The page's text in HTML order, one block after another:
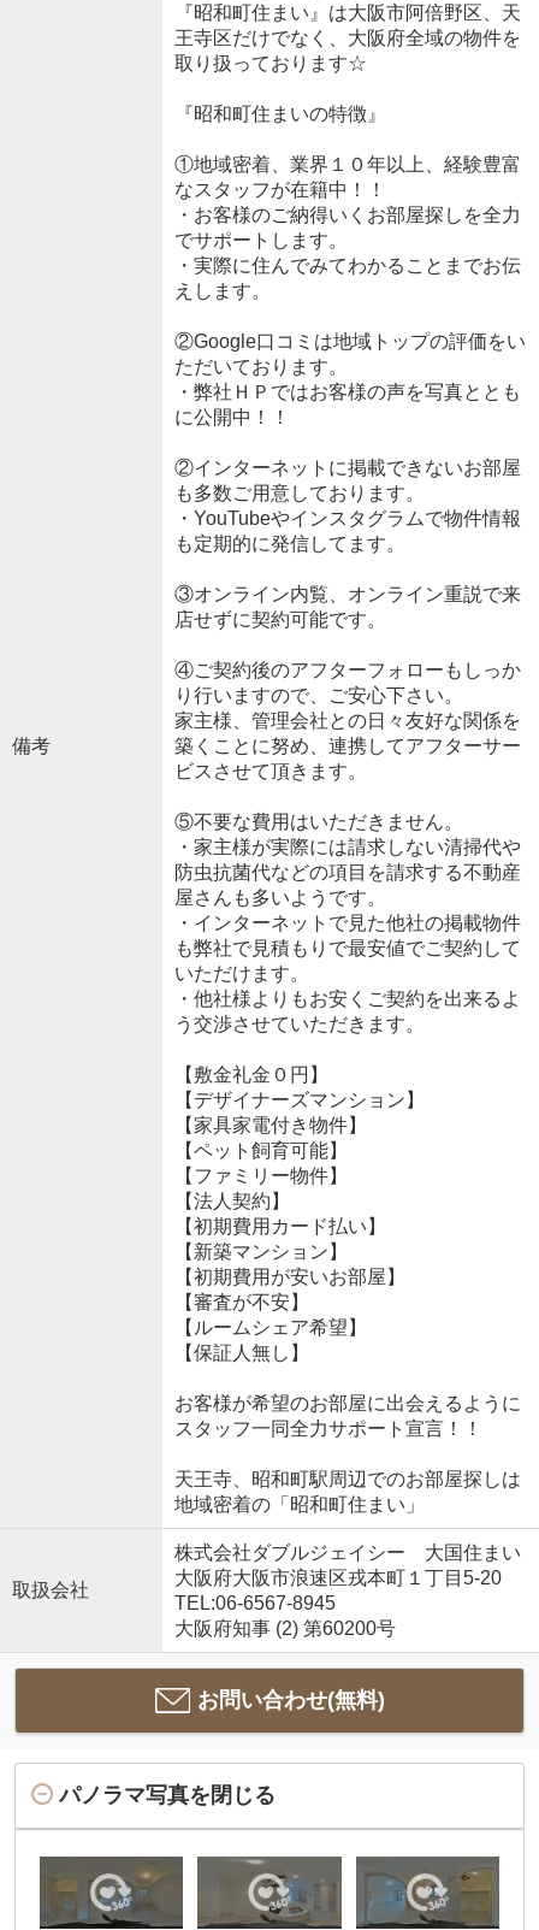
備考
『昭和町住まい』は大阪市阿倍野区、天
王寺区だけでなく、大阪府全域の物件を
取り扱っております☆
『昭和町住まいの特徴』
①地域密着、業界１０年以上、経験豊富
なスタッフが在籍中！！
・お客様のご納得いくお部屋探しを全力
でサポートします。
・実際に住んでみてわかることまでお伝
えします。
②Google口コミは地域トップの評価をい
ただいております。
・弊社ＨＰではお客様の声を写真ととも
に公開中！！
②インターネットに掲載できないお部屋
も多数ご用意しております。
・YouTubeやインスタグラムで物件情報
も定期的に発信してます。
③オンライン内覧、オンライン重説で来
店せずに契約可能です。
④ご契約後のアフターフォローもしっか
り行いますので、ご安心下さい。
家主様、管理会社との日々友好な関係を
築くことに努め、連携してアフターサー
ビスさせて頂きます。
⑤不要な費用はいただきません。
・家主様が実際には請求しない清掃代や
防虫抗菌代などの項目を請求する不動産
屋さんも多いようです。
・インターネットで見た他社の掲載物件
も弊社で見積もりで最安値でご契約して
いただけます。
・他社様よりもお安くご契約を出来るよ
う交渉させていただきます。
【敷金礼金０円】
【デザイナーズマンション】
【家具家電付き物件】
【ペット飼育可能】
【ファミリー物件】
【法人契約】
【初期費用カード払い】
【新築マンション】
【初期費用が安いお部屋】
【審査が不安】
【ルームシェア希望】
【保証人無し】
お客様が希望のお部屋に出会えるように
スタッフ一同全力サポート宣言！！
天王寺、昭和町駅周辺でのお部屋探しは
地域密着の「昭和町住まい」
取扱会社
株式会社ダブルジェイシー 大国住まい
大阪府大阪市浪速区戎本町１丁目5-20
TEL:06-6567-8945
大阪府知事 (2) 第60200号
お問い合わせ(無料)
パノラマ写真を閉じる